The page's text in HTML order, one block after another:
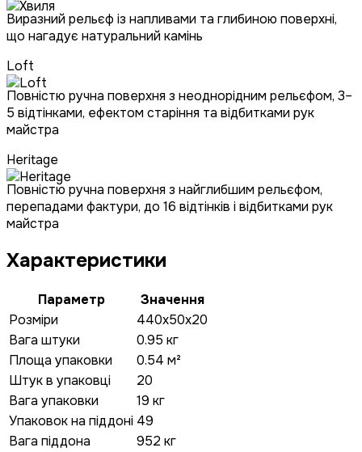
Виразний рельєф із напливами та глибиною поверхні,
що нагадує натуральний камінь
Loft
Повністю ручна поверхня з неоднорідним рельєфом, 3–
5 відтінками, ефектом старіння та відбитками рук
майстра
Heritage
Повністю ручна поверхня з найглибшим рельєфом,
перепадами фактури, до 16 відтінків і відбитками рук
майстра
Характеристики
Параметр
Значення
Розміри
440x50x20
Вага штуки
0.95 кг
Площа упаковки
0.54 м²
Штук в упаковці
20
Вага упаковки
19 кг
Упаковок на піддоні 49
Вага піддона
952 кг